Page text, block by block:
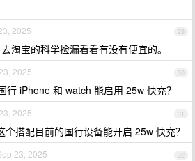
29
2025
淘宝的科学捡漏看看有没有便宜的。
30
2025
行 iPhone 和 watch 能启用 25w 快充？
31
2025
个搭配目前的国行设备能开启 25w 快充？
32
23, 2025